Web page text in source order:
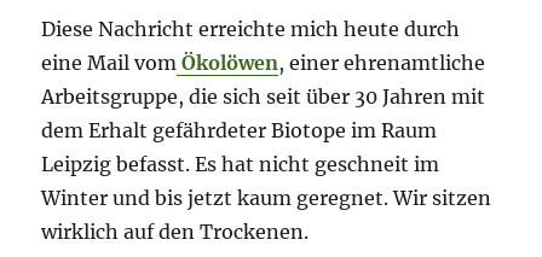
Diese Nachricht erreichte mich heute durch
eine Mail vom Ökolöwen, einer ehrenamtliche
Arbeitsgruppe, die sich seit über 30 Jahren mit
dem Erhalt gefährdeter Biotope im Raum
Leipzig befasst. Es hat nicht geschneit im
Winter und bis jetzt kaum geregnet. Wir sitzen
wirklich auf den Trockenen.